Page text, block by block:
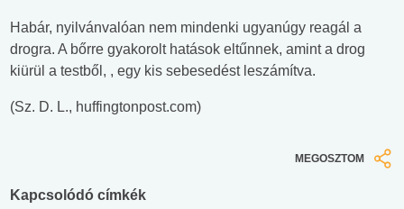
Habár, nyilvánvalóan nem mindenki ugyanúgy reagál a
drogra. A bőrre gyakorolt hatások eltűnnek, amint a drog
kiürül a testből, , egy kis sebesedést leszámítva.
(Sz. D. L., huffingtonpost.com)
MEGOSZTOM
Kapcsolódó címkék